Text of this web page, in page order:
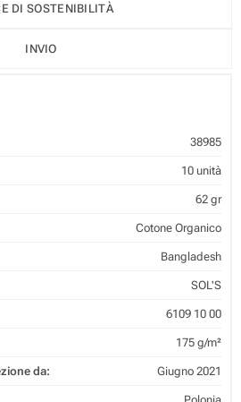
DI SOSTENIBILITÀ
INVIO
38985
10 unità
62 gr
Cotone Organico
Bangladesh
SOL'S
6109 10 00
175 g/m²
da: Giugno 2021